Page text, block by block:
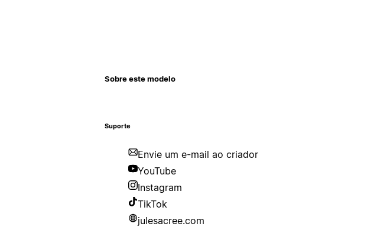
Sobre este modelo
Suporte
Envie um e-mail ao criador
YouTube
Instagram
TikTok
julesacree.com